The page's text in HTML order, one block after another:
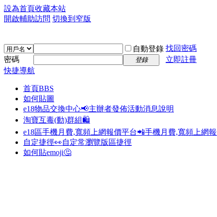
設為首頁收藏本站
開啟輔助訪問 切換到窄版
自動登錄 找回密碼
密碼
登錄
立即註冊
快捷導航
首頁BBS
如何貼圖
e18物品交換中心📢主辦者發佈活動消息說明
淘寶互毒(動)群組🛍️
e18區手機月費,寬頻上網報價平台📲手機月費,寬頻上網
自定捷徑👀自定常瀏覽版區捷徑
如何貼emoji🤔